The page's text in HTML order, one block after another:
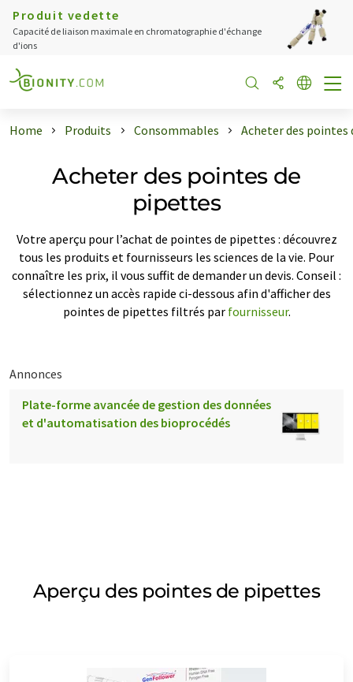
Produit vedette
Capacité de liaison maximale en chromatographie d'échange
d'ions
Home Produits Consommables Acheter des
Acheter des pointes de
pipettes
Votre aperçu pour l’achat de pointes de pipettes : découvrez
tous les produits et fournisseurs les sciences de la vie. Pour
connaître les prix, il vous suffit de demander un devis. Conseil :
sélectionnez un accès rapide ci-dessous afin d'afficher des
pointes de pipettes filtrés par fournisseur.
Annonces
Plate-forme avancée de gestion des données
et d'automatisation des bioprocédés
Aperçu des pointes de pipettes